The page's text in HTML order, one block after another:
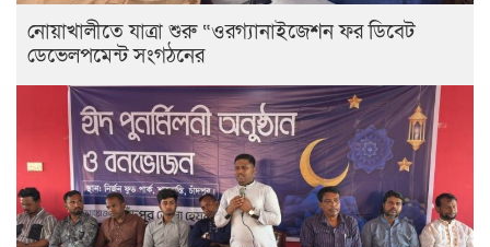
নোয়াখালীতে যাত্রা শুরু “ওরগ্যানাইজেশন ফর ডিবেট
ডেভেলপমেন্ট সংগঠনের